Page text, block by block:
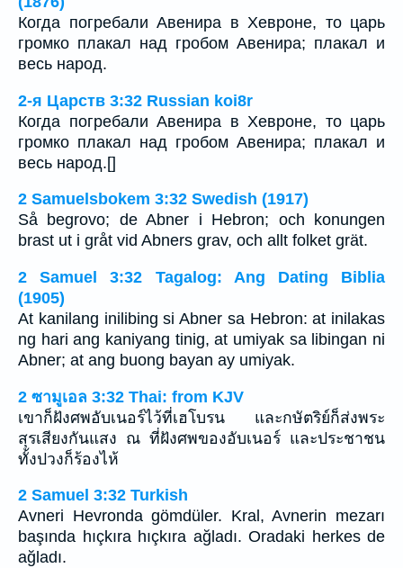
Когда погребали Авенира в Хевроне, то царь
громко плакал над гробом Авенира; плакал и
весь народ.
2-я Царств 3:32 Russian koi8r
Когда погребали Авенира в Хевроне, то царь
громко плакал над гробом Авенира; плакал и
весь народ.[]
2 Samuelsbokem 3:32 Swedish (1917)
Så begrovo; de Abner i Hebron; och konungen
brast ut i gråt vid Abners grav, och allt folket grät.
2 Samuel 3:32 Tagalog: Ang Dating Biblia
(1905)
At kanilang inilibing si Abner sa Hebron: at inilakas
ng hari ang kaniyang tinig, at umiyak sa libingan ni
Abner; at ang buong bayan ay umiyak.
2 ซามูเอล 3:32 Thai: from KJV
เขาก็ฝังศพอับเนอร์ไว้ที่เฮโบรน และกษัตริย์ก็ส่งพระ
สุรเสียงกันแสง ณ ที่ฝังศพของอับเนอร์ และประชาชน
ทั้งปวงก็ร้องไห้
2 Samuel 3:32 Turkish
Avneri Hevronda gömdüler. Kral, Avnerin mezarı
başında hıçkıra hıçkıra ağladı. Oradaki herkes de
ağladı.